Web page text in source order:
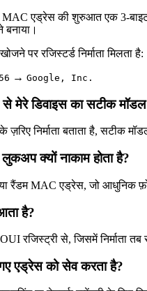
MAC एड्रेस की शुरुआत एक 3-
बनाया।
पर रजिस्टर्ड निर्माता मिलता है:
→ Google, Inc.
मेरे डिवाइस का सटीक मॉडल
निर्माता बताता है, सटीक
क्यों नाकाम होता है?
रैंडम MAC एड्रेस, जो आधुनिक
है?
रजिस्ट्री से, जिसमें निर्माता
एड्रेस को सेव करता है?